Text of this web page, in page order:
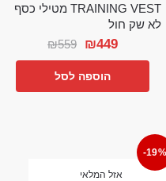
TRAINING VEST מטילי כסף
לא שק חול
₪559 ₪449
הוספה לסל
-19%
אזל המלאי